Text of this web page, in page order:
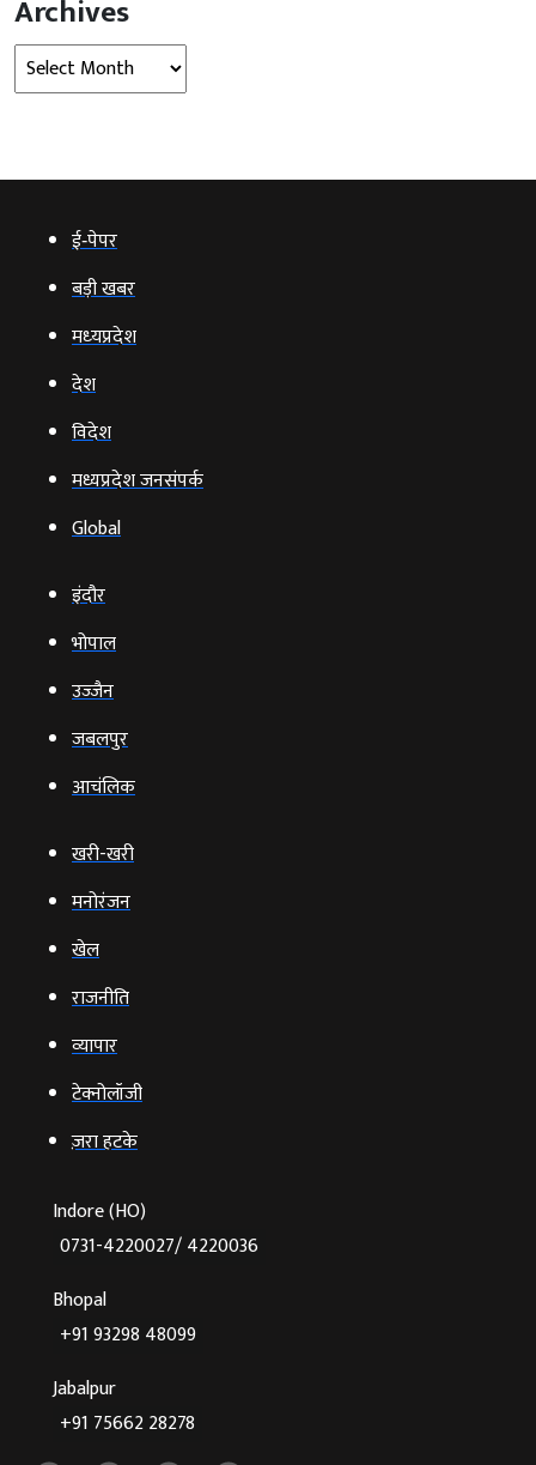
Archives
Archives
ई‑पेपर
बड़ी खबर
मध्‍यप्रदेश
देश
विदेश
मध्यप्रदेश जनसंपर्क
Global
इंदौर
भोपाल
उज्‍जैन
जबलपुर
आचंलिक
खरी-खरी
मनोरंजन
खेल
राजनीति
व्‍यापार
टेक्‍नोलॉजी
ज़रा हटके
Indore (HO)
0731-4220027/ 4220036
Bhopal
+91 93298 48099
Jabalpur
+91 75662 28278